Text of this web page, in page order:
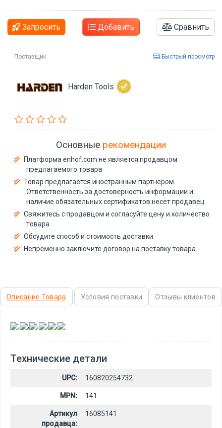
Запросить Добавить Сравнить
Поставщик Быстрый просмотр
Harden Tools
Основные рекомендации
Платформа enhof.com не является продавцом
предлагаемого товара
Товар предлагается иностранным партнёром.
Ответственность за достоверность информации и
наличие обязательных сертификатов несёт продавец
Свяжитесь с продавцом и согласуйте цену и количество
товара
Обсудите способ и стоимость доставки
Непременно заключите договор на поставку товара
Описание Товара Условия поставки Отзывы клиентов
, , , , ,
Технические детали
UPC: 160820254732
MPN: 141
Артикул
продавца:
16085141